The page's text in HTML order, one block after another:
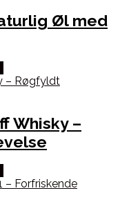
Øl med
Whisky –